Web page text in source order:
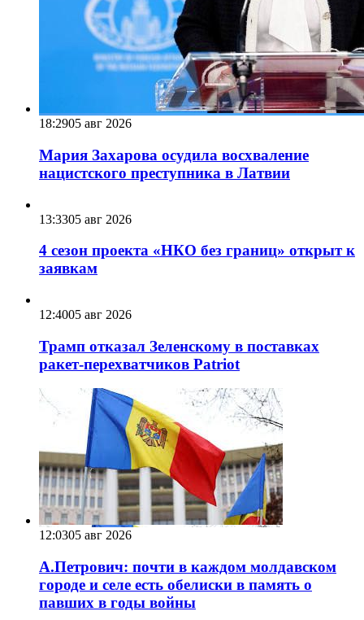
18:2905 авг 2026
Мария Захарова осудила восхваление
нацистского преступника в Латвии
13:3305 авг 2026
4 сезон проекта «НКО без границ» открыт к
заявкам
12:4005 авг 2026
Трамп отказал Зеленскому в поставках
ракет-перехватчиков Patriot
12:0305 авг 2026
А.Петрович: почти в каждом молдавском
городе и селе есть обелиски в память о
павших в годы войны